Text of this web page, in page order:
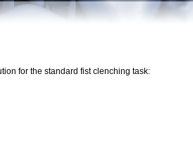
for the standard fist clenching task: